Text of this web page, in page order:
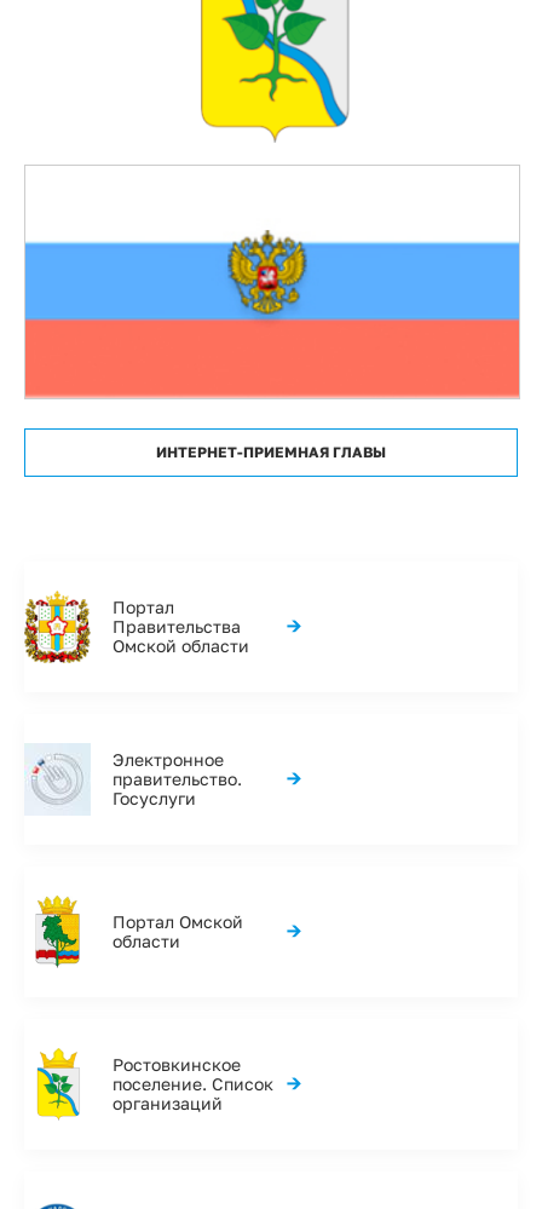
ИНТЕРНЕТ-ПРИЕМНАЯ ГЛАВЫ
Портал
Правительства
Омской области
→
Электронное
правительство.
Госуслуги
→
Портал Омской
области
→
Ростовкинское
поселение. Список
организаций
→